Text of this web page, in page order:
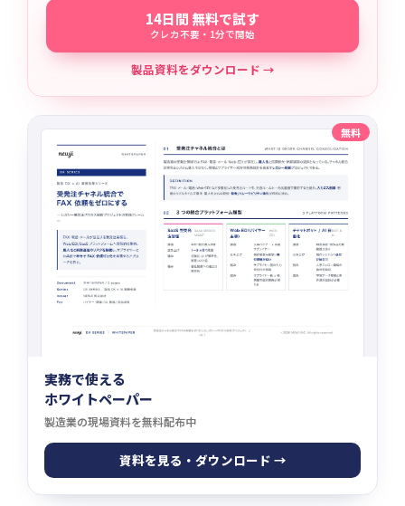
14日間 無料で試す
クレカ不要・1分で開始
製品資料をダウンロード →
無料
実務で使える
ホワイトペーパー
製造業の現場資料を無料配布中
資料を見る・ダウンロード →